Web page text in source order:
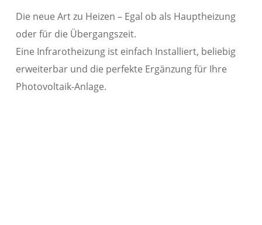
Die neue Art zu Heizen – Egal ob als Hauptheizung
oder für die Übergangszeit.
Eine Infrarotheizung ist einfach Installiert, beliebig
erweiterbar und die perfekte Ergänzung für Ihre
Photovoltaik-Anlage.